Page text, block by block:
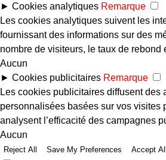
► Cookies analytiques Remarque
Les cookies analytiques suivent les
fournissant des informations sur des
nombre de visiteurs, le taux de rebond
Aucun
► Cookies publicitaires Remarque
Les cookies publicitaires diffusent des
personnalisées basées sur vos visites
analysent l’efficacité des campagnes
Aucun
Reject All Save My Preferences Accept All